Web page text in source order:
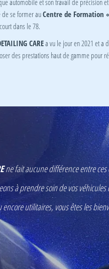
automobile et son travail de précision
de se former auCentre de Formation
dans le 78.
CAREa vu le jour en 2021 et a
des prestations haut de gamme pour
ne fait aucune différence entre ces
à prendre soin de vos
encore utilitaires, vous êtes les